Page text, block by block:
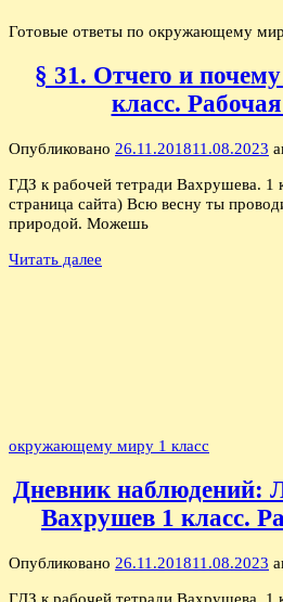
Готовые ответы по окружающему
§ 31. Отчего и
класс.
Опубликовано 26.11.201811.08.2023
ГДЗ к рабочей тетради Вахрушева. 1
страница сайта) Всю весну ты
природой. Можешь
Читать далее
окружающему миру 1 класс
Дневник наблюдений:
Вахрушев 1 класс.
Опубликовано 26.11.201811.08.2023